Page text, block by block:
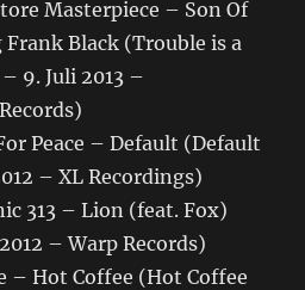
Masterpiece – Son Of
Black (Trouble is a
9. Juli 2013 –
Peace – Default (Default
– XL Recordings)
313 – Lion (feat. Fox)
– Warp Records)
– Hot Coffee (Hot Coffee